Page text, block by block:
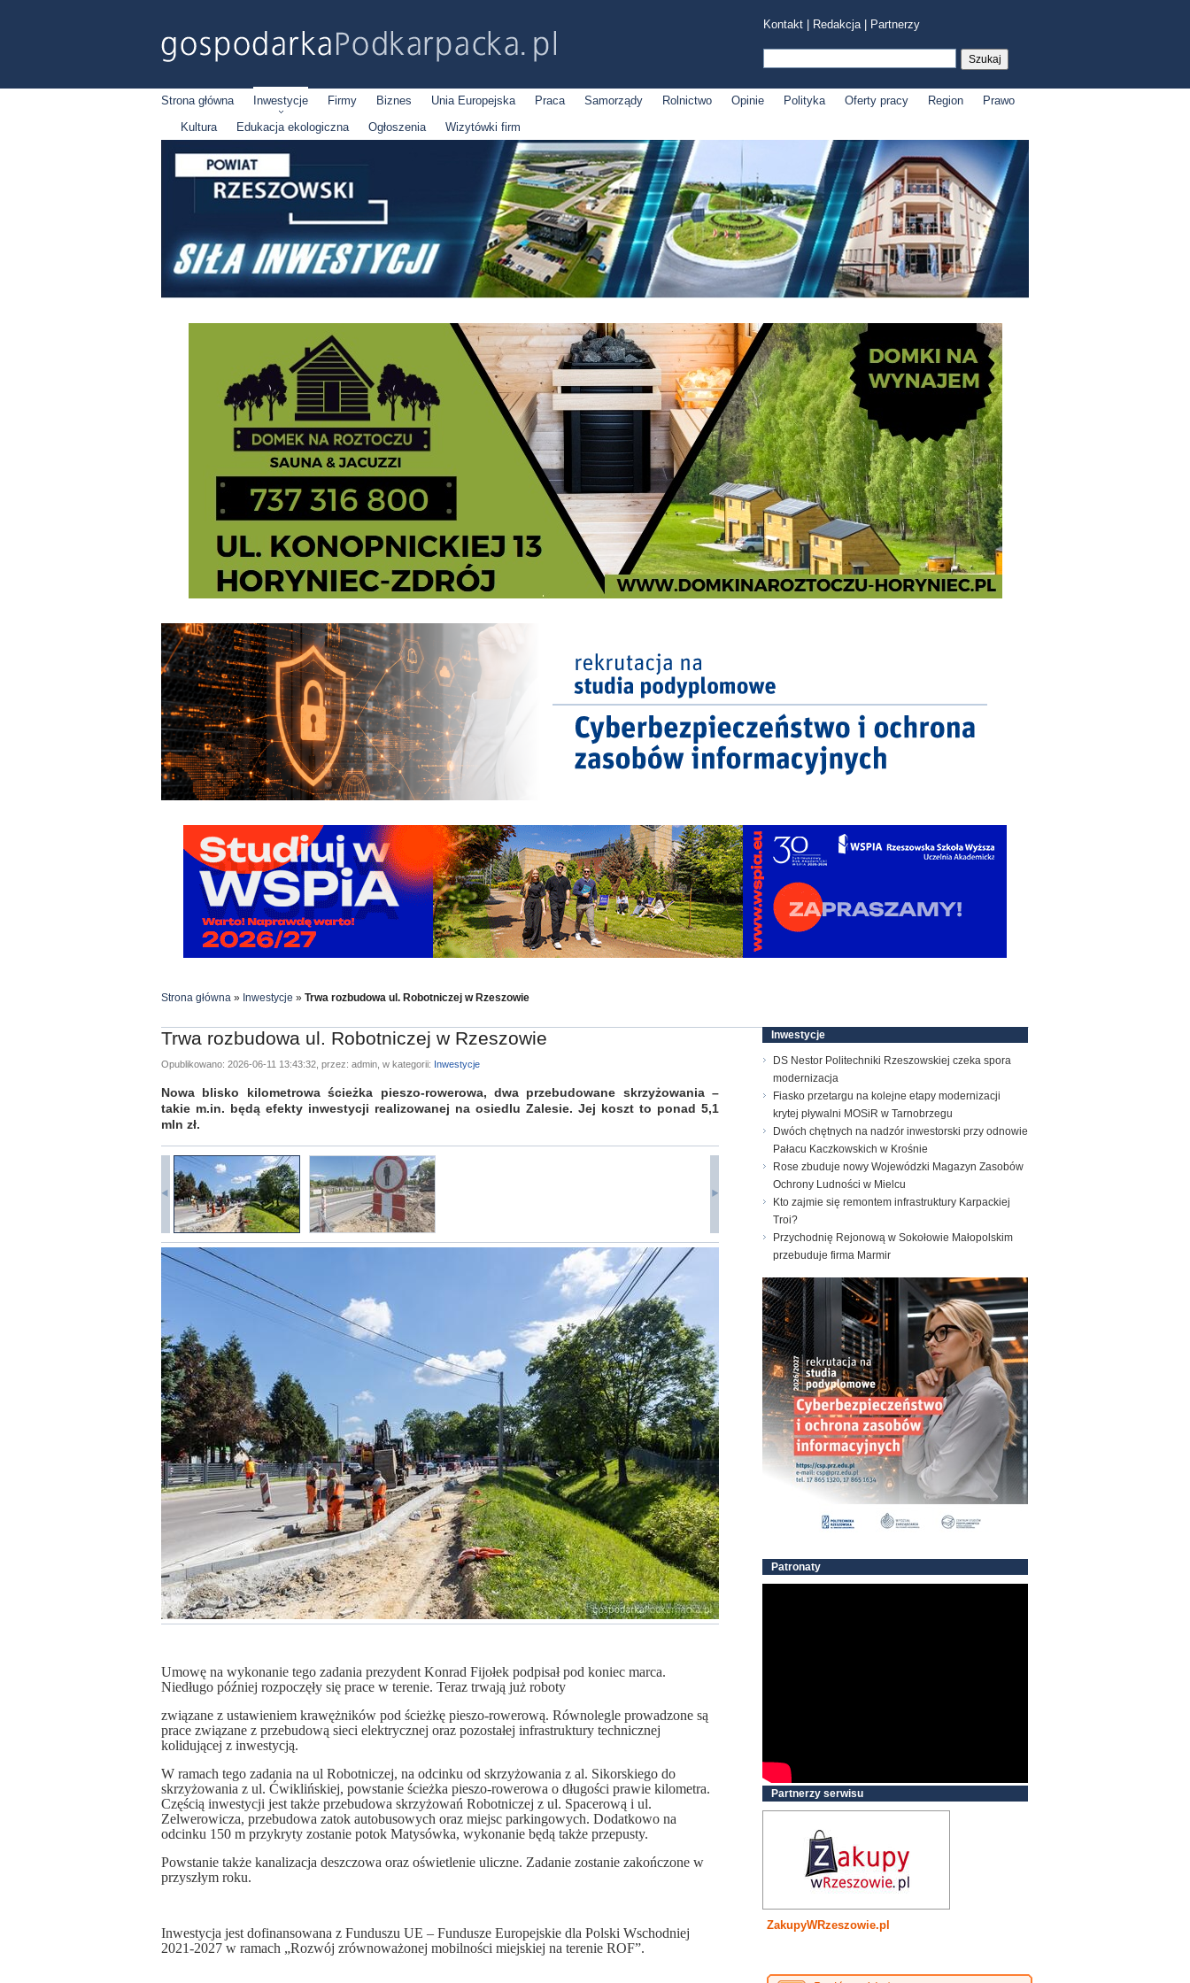
Kontakt Redakcja| Partnerzy
Strona główna Inwestycje Firmy Biznes Unia Europejska Praca Samorządy Rolnictwo Opinie Polityka Oferty pracy Region
Prawo
Kultura
Edukacja ekologiczna Ogłoszenia Wizytówki firm
Strona główna » Inwestycje » Trwa rozbudowa ul. Robotniczej w Rzeszowie
Trwa rozbudowa ul. Robotniczej w Rzeszowie
Opublikowano: 2026-06-11 13:43:32, przez: admin, w kategorii: Inwestycje
Nowa blisko kilometrowa ścieżka pieszo-rowerowa, dwa przebudowane skrzyżowania –
takie m.in. będą efekty inwestycji realizowanej na osiedlu Zalesie. Jej koszt to ponad 5,1
mln zł.
Umowę na wykonanie tego zadania prezydent Konrad Fijołek podpisał pod koniec marca.
Niedługo później rozpoczęły się prace w terenie. Teraz trwają już roboty
związane z ustawieniem krawężników pod ścieżkę pieszo-rowerową. Równolegle prowadzone są
prace związane z przebudową sieci elektrycznej oraz pozostałej infrastruktury technicznej
kolidującej z inwestycją.
W ramach tego zadania na ul Robotniczej, na odcinku od skrzyżowania z al. Sikorskiego do
skrzyżowania z ul. Ćwiklińskiej, powstanie ścieżka pieszo-rowerowa o długości prawie kilometra.
Częścią inwestycji jest także przebudowa skrzyżowań Robotniczej z ul. Spacerową i ul.
Zelwerowicza, przebudowa zatok autobusowych oraz miejsc parkingowych. Dodatkowo na
odcinku 150 m przykryty zostanie potok Matysówka, wykonanie będą także przepusty.
Powstanie także kanalizacja deszczowa oraz oświetlenie uliczne. Zadanie zostanie zakończone w
przyszłym roku.
Inwestycja jest dofinansowana z Funduszu UE – Fundusze Europejskie dla Polski Wschodniej
2021-2027 w ramach „Rozwój zrównoważonej mobilności miejskiej na terenie ROF”.
Inwestycje
DS Nestor Politechniki Rzeszowskiej czeka spora
modernizacja
Fiasko przetargu na kolejne etapy modernizacji
krytej pływalni MOSiR w Tarnobrzegu
Dwóch chętnych na nadzór inwestorski przy odnowie
Pałacu Kaczkowskich w Krośnie
Rose zbuduje nowy Wojewódzki Magazyn Zasobów
Ochrony Ludności w Mielcu
Kto zajmie się remontem infrastruktury Karpackiej
Troi?
Przychodnię Rejonową w Sokołowie Małopolskim
przebuduje firma Marmir
Patronaty
Partnerzy serwisu
ZakupyWRzeszowie.pl